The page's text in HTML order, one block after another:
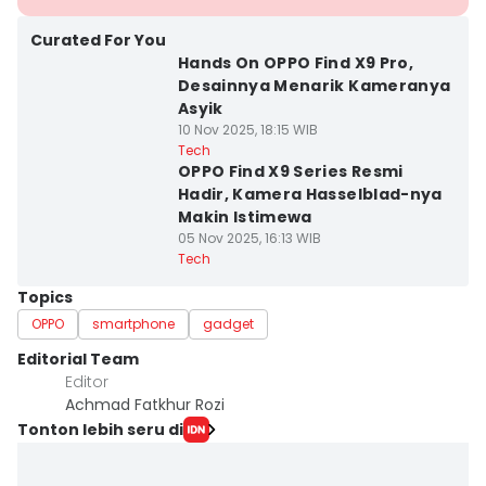
Curated For You
Hands On OPPO Find X9 Pro,
Desainnya Menarik Kameranya
Asyik
10 Nov 2025, 18:15 WIB
Tech
OPPO Find X9 Series Resmi
Hadir, Kamera Hasselblad-nya
Makin Istimewa
05 Nov 2025, 16:13 WIB
Tech
Topics
OPPO smartphone gadget
Editorial Team
Editor
Achmad Fatkhur Rozi
Tonton lebih seru di